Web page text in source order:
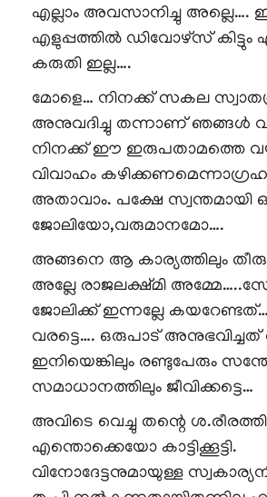
എല്ലാം അവസാനിച്ചു അല്ലെ….
എളുപ്പത്തിൽ ഡിവോഴ്സ്
കരുതി ഇല്ല….
മോളെ… നിനക്ക് സകല
അനുവദിച്ചു തന്നാണ് ഞങ്ങൾ
നിനക്ക് ഈ ഇരുപതാമത്തെ
വിവാഹം
അതാവാം. പക്ഷേ സ്വന്തമായി
ജോലിയോ,വരുമാനമോ….
അങ്ങനെ ആ കാര്യത്തിലും
അല്ലേ രാജലക്ഷ്മി
ജോലിക്ക് ഇന്നല്ലേ
വരട്ടെ…. ഒരുപാട് അനുഭവിച്ചത്
ഇനിയെങ്കിലും രണ്ടുപേരും
സമാധാനത്തിലും ജീവിക്കട്ടെ…
അവിടെ വെച്ചു തന്റെ
എന്തൊക്കെയോ കാട്ടിക്കൂട്ടി.
വിനോദേട്ടനുമായുള്ള